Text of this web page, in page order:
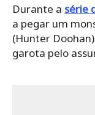
Durante a série
a pegar um
(Hunter
garota pelo